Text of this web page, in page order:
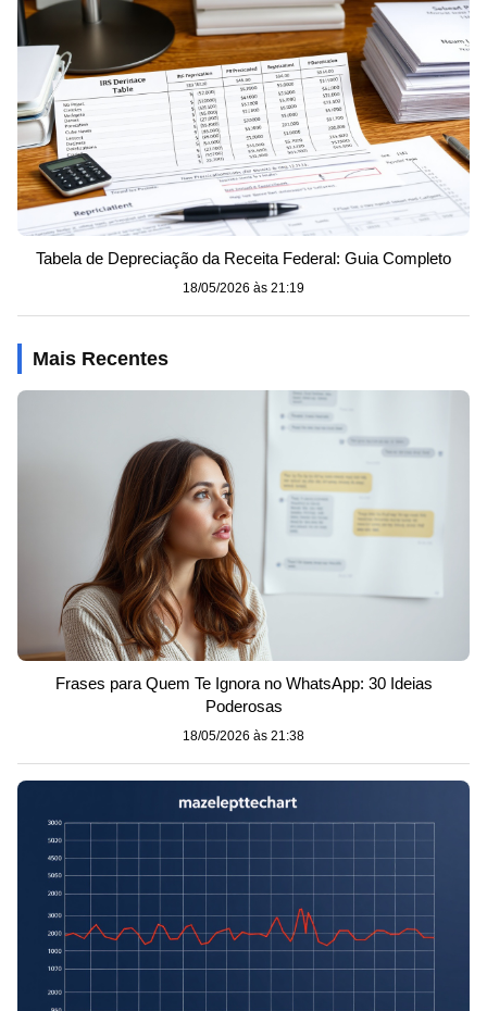
Tabela de Depreciação da Receita Federal: Guia Completo
18/05/2026 às 21:19
Mais Recentes
Frases para Quem Te Ignora no WhatsApp: 30 Ideias
Poderosas
18/05/2026 às 21:38